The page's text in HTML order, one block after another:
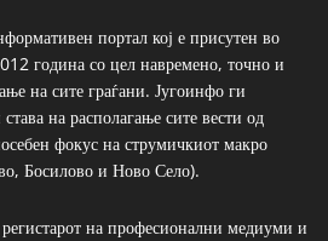
портал кој е присутен во
година со цел навремено, точно и
на сите граѓани. Југоинфо ги
на располагање сите вести од
фокус на струмичкиот макро
Босилово и Ново Село).
на професионални медиуми и